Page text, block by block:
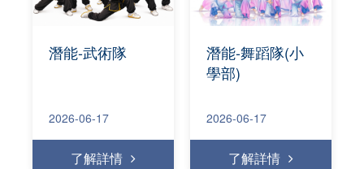
潛能-武術隊
2026-06-17
了解詳情
潛能-舞蹈隊(小
學部)
2026-06-17
了解詳情